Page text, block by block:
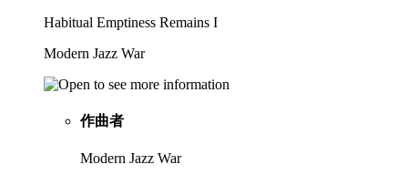
Habitual Emptiness Remains I
Modern Jazz War
作曲者
Modern Jazz War